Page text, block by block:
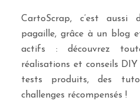
CartoScrap, c’est aussi
pagaille, grâce à un blog
actifs : découvrez
réalisations et conseils
tests produits, des
challenges récompensés !